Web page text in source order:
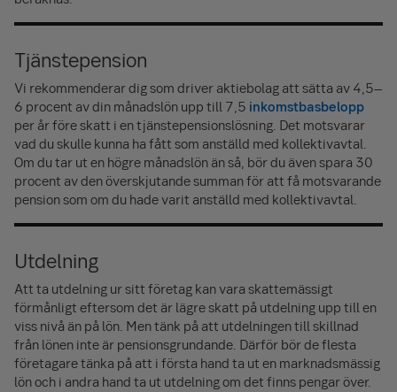
Tjänstepension
Vi rekommenderar dig som driver aktie­bolag att sätta av 4,5–
6 procent av din månadslön upp till 7,5 inkomst­basbelopp
per år före skatt i en tjänste­pensions­lösning. Det motsvarar
vad du skulle kunna ha fått som anställd med kollektiv­avtal.
Om du tar ut en högre månadslön än så, bör du även spara 30
procent av den överskjutande summan för att få motsvarande
pension som om du hade varit anställd med kollektiv­avtal.
Utdelning
Att ta utdelning ur sitt företag kan vara skattemässigt
förmånligt eftersom det är lägre skatt på utdelning upp till en
viss nivå än på lön. Men tänk på att utdelningen till skillnad
från lönen inte är pensions­grundande. Därför bör de flesta
företagare tänka på att i första hand ta ut en marknads­mässig
lön och i andra hand ta ut utdelning om det finns pengar över.